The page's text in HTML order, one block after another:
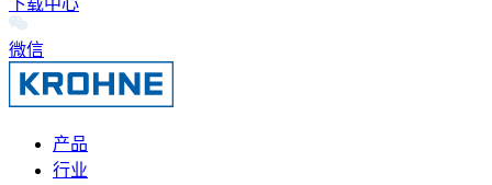
微信
产品
行业